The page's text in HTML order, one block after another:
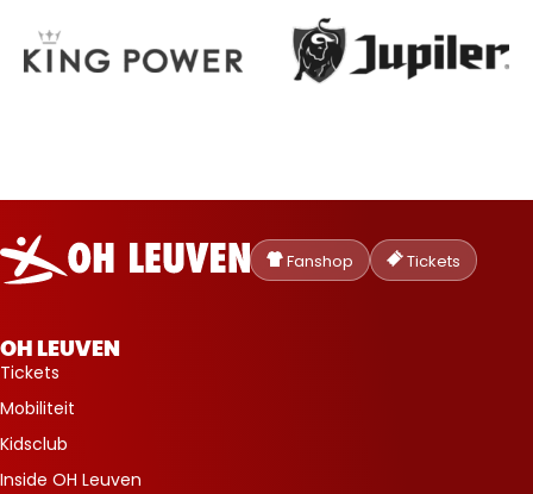
Oud-
Heverlee
Leuven
Fanshop Tickets
OH LEUVEN
Tickets
Mobiliteit
Kidsclub
Inside OH Leuven